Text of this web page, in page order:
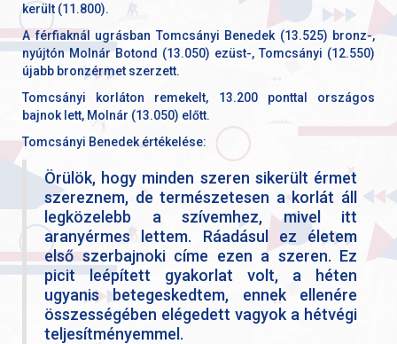
került (11.800).
A férfiaknál ugrásban Tomcsányi Benedek (13.525) bronz-,
nyújtón Molnár Botond (13.050) ezüst-, Tomcsányi (12.550)
újabb bronzérmet szerzett.
Tomcsányi korláton remekelt, 13.200 ponttal országos
bajnok lett, Molnár (13.050) előtt.
Tomcsányi Benedek értékelése:
Örülök, hogy minden szeren sikerült érmet
szereznem, de természetesen a korlát áll
legközelebb a szívemhez, mivel itt
aranyérmes lettem. Ráadásul ez életem
első szerbajnoki címe ezen a szeren. Ez
picit leépített gyakorlat volt, a héten
ugyanis betegeskedtem, ennek ellenére
összességében elégedett vagyok a hétvégi
teljesítményemmel.